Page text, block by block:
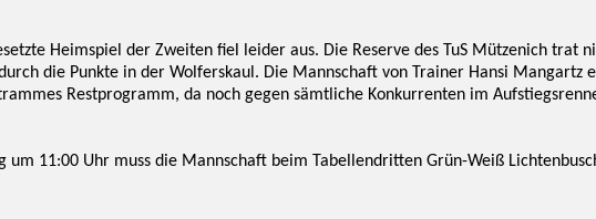
Heimspiel der Zweiten fiel leider aus. Die Reserve des TuS Mützenich trat
die Punkte in der Wolferskaul. Die Mannschaft von Trainer Hansi Mangartz
Restprogramm, da noch gegen sämtliche Konkurrenten im
um 11:00 Uhr muss die Mannschaft beim Tabellendritten Grün-Weiß